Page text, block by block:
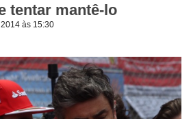
tentar mantê-lo
às 15:30